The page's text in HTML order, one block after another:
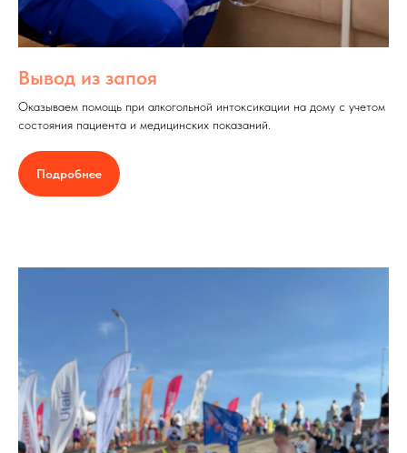
Вывод из запоя
Оказываем помощь при алкогольной интоксикации на дому с учетом
состояния пациента и медицинских показаний.
Подробнее